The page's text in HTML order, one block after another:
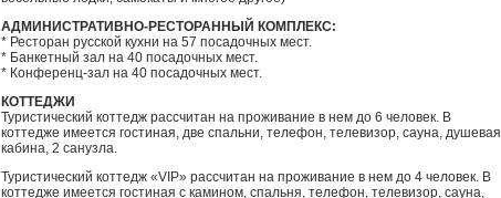
АДМИНИСТРАТИВНО-РЕСТОРАННЫЙ КОМПЛЕКС:
* Ресторан русской кухни на 57 посадочных мест.
* Банкетный зал на 40 посадочных мест.
* Конференц-зал на 40 посадочных мест.
КОТТЕДЖИ
Туристический коттедж рассчитан на проживание в нем до 6 человек. В
коттедже имеется гостиная, две спальни, телефон, телевизор, сауна, душевая
кабина, 2 санузла.
Туристический коттедж «VIP» рассчитан на проживание в нем до 4 человек. В
коттедже имеется гостиная с камином, спальня, телефон, телевизор, сауна,